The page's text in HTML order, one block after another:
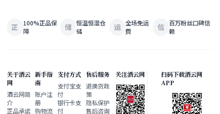
正
100%正品保
障
储 恒温恒湿仓
储
运 全场免运
费
信 百万粉丝口碑信
赖
关于酒云
网
酒云网简
介
正品承诺
新手指
南
账户注
册
购物流
支付方式
支付宝支
付
银行卡支
付
售后服务
退换货政
策
隐私保护
售后咨询
关注酒云网
扫码下载酒云网
APP